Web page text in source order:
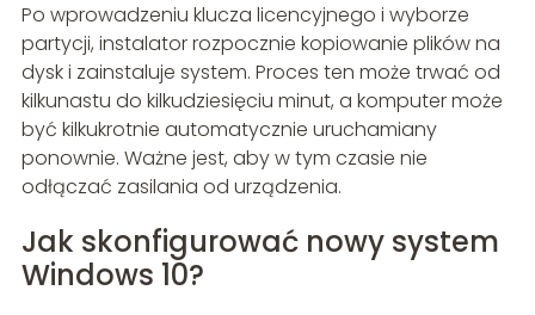
Po wprowadzeniu klucza licencyjnego i wyborze
partycji, instalator rozpocznie kopiowanie plików na
dysk i zainstaluje system. Proces ten może trwać od
kilkunastu do kilkudziesięciu minut, a komputer może
być kilkukrotnie automatycznie uruchamiany
ponownie. Ważne jest, aby w tym czasie nie
odłączać zasilania od urządzenia.
Jak skonfigurować nowy system
Windows 10?